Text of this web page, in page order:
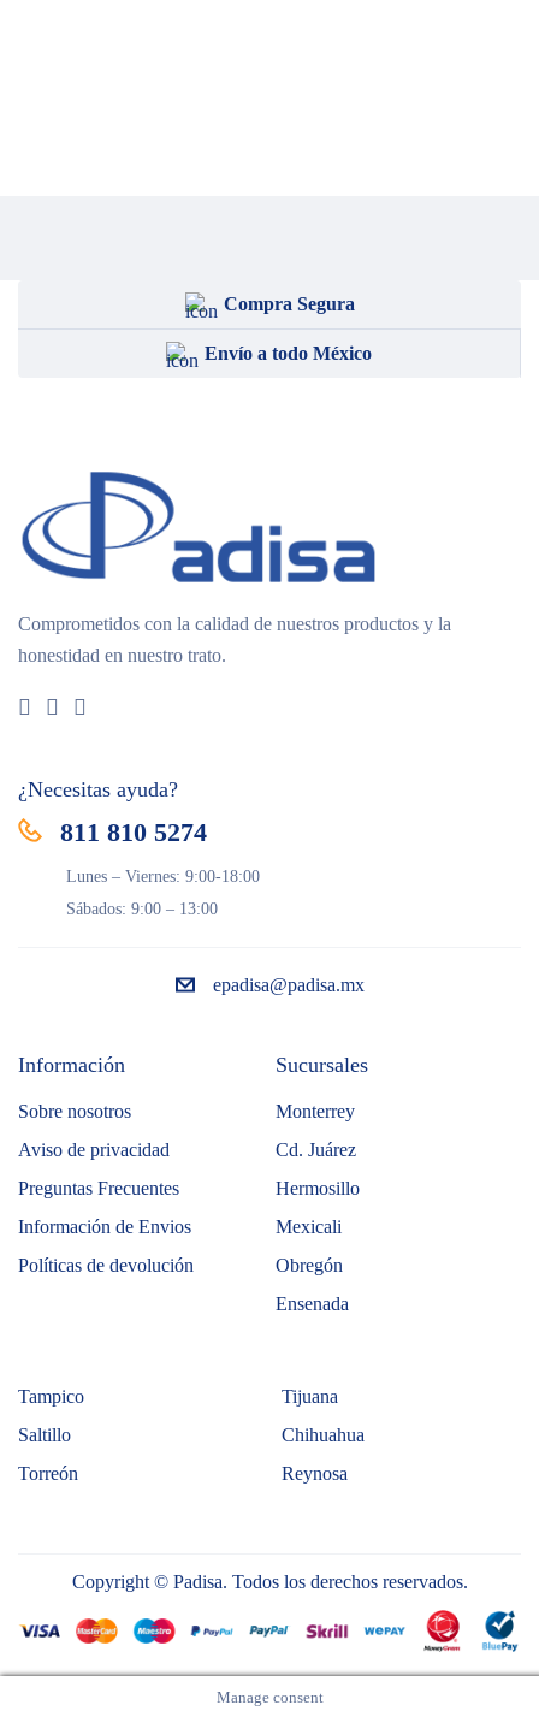
Compra Segura
Envío a todo México
Comprometidos con la calidad de nuestros productos y la
honestidad en nuestro trato.
¿Necesitas ayuda?
811 810 5274
Lunes – Viernes: 9:00-18:00
Sábados: 9:00 – 13:00
epadisa@padisa.mx
Información
Sobre nosotros
Aviso de privacidad
Preguntas Frecuentes
Información de Envios
Políticas de devolución
Sucursales
Monterrey
Cd. Juárez
Hermosillo
Mexicali
Obregón
Ensenada
Tampico
Tijuana
Saltillo
Chihuahua
Torreón
Reynosa
Copyright © Padisa. Todos los derechos reservados.
Manage consent